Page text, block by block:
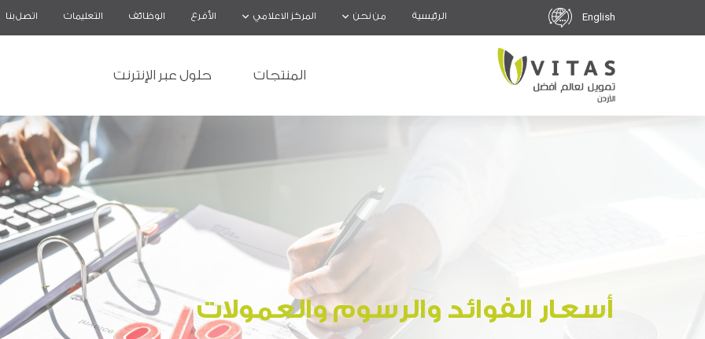
English الرئيسية من نحن المركز الاعلامي الأفرع الوظائف التعليمات اتصل بنا
المنتجات حلول عبر الإنترنت
أسعار الفوائد والرسوم والعمولات